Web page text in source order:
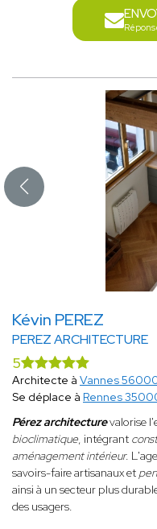
Kévin PEREZ
PEREZ ARCHITECTURE
5
Architecte à Vannes
Se déplace à Rennes
Pérez architecturevalorise
bioclimatique, intégrant
aménagement intérieur.
savoirs-faire artisanaux et
ainsi à un secteur plus
des usagers.